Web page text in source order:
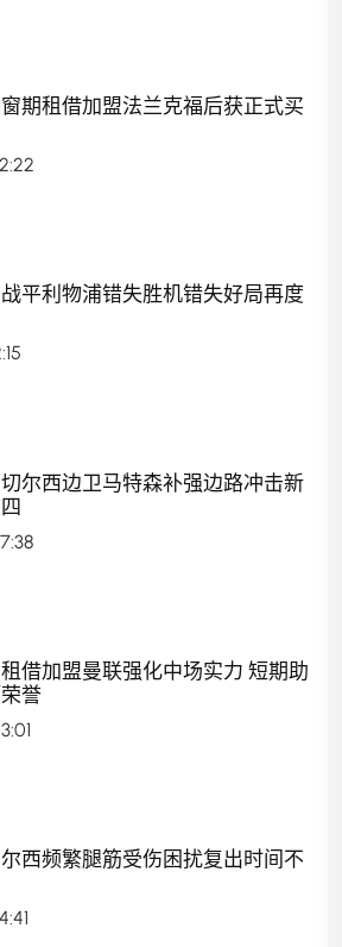
期租借加盟法兰克福后获正式买
平利物浦错失胜机错失好局再度
尔西边卫马特森补强边路冲击新
借加盟曼联强化中场实力 短期助
誉
西频繁腿筋受伤困扰复出时间不